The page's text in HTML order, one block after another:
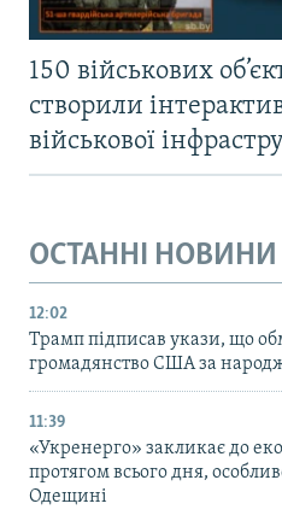
150 військових
створили
військової
ОСТАННІ НОВИНИ
12:02
Трамп підписав укази, що
громадянство США за
11:39
«Укренерго» закликає до
протягом всього дня,
Одещині